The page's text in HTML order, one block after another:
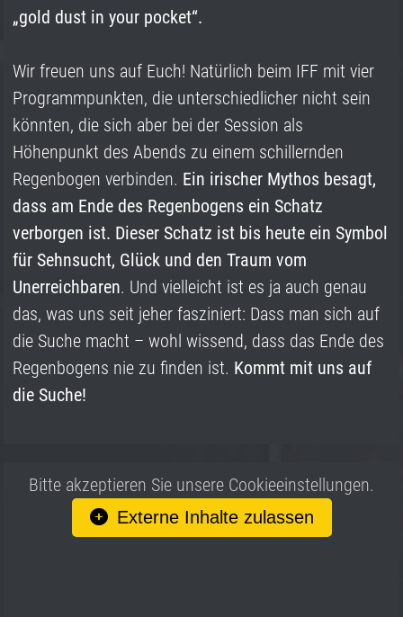
„gold dust in your pocket“.
Wir freuen uns auf Euch! Natürlich beim IFF mit vier
Programmpunkten, die unterschiedlicher nicht sein
könnten, die sich aber bei der Session als
Höhenpunkt des Abends zu einem schillernden
Regenbogen verbinden. Ein irischer Mythos besagt,
dass am Ende des Regenbogens ein Schatz
verborgen ist. Dieser Schatz ist bis heute ein Symbol
für Sehnsucht, Glück und den Traum vom
Unerreichbaren. Und vielleicht ist es ja auch genau
das, was uns seit jeher fasziniert: Dass man sich auf
die Suche macht – wohl wissend, dass das Ende des
Regenbogens nie zu finden ist. Kommt mit uns auf
die Suche!
Bitte akzeptieren Sie unsere Cookieeinstellungen.
Externe Inhalte zulassen